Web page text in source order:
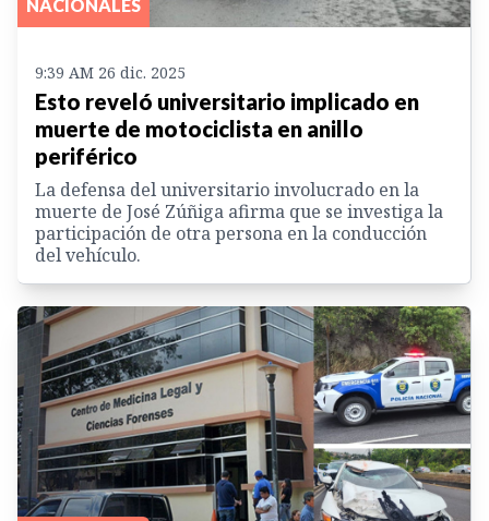
NACIONALES
9:39 AM 26 dic. 2025
Esto reveló universitario implicado en
muerte de motociclista en anillo
periférico
La defensa del universitario involucrado en la
muerte de José Zúñiga afirma que se investiga la
participación de otra persona en la conducción
del vehículo.